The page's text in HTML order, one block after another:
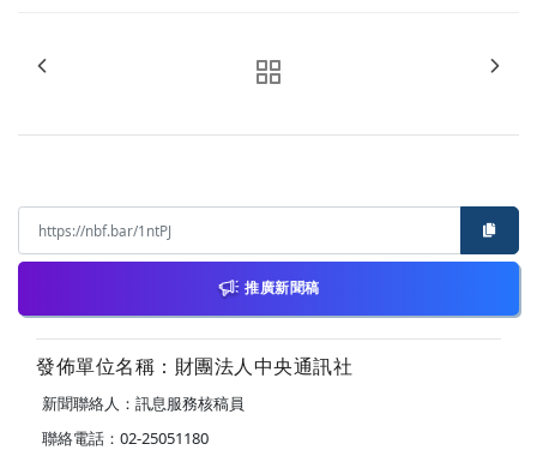
推廣新聞稿
發佈單位名稱：財團法人中央通訊社
新聞聯絡人：訊息服務核稿員
聯絡電話：02-25051180